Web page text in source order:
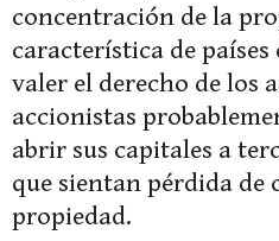
concentración de la
característica de
valer el derecho de los
accionistas
abrir sus capitales a
que sientan pérdida de
propiedad.